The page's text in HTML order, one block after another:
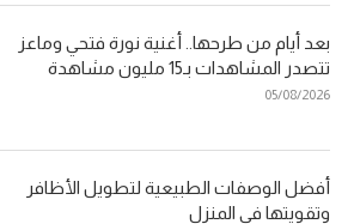
بعد أيام من طرحها.. أغنية نورة فتحي وماعز
تتصدر المشاهدات بـ15 مليون مشاهدة
05/08/2026
أفضل الوصفات الطبيعية لتطويل الأظافر
وتقويتها في المنزل